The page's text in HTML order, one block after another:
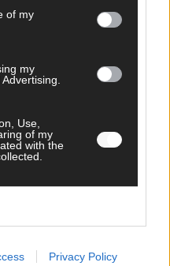
of my
my
Use,
of my
with the
Privacy Policy